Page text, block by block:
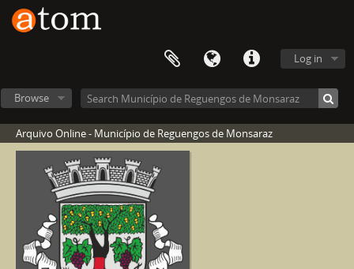
Log in
Browse
Arquivo Online - Município de Reguengos de Monsaraz